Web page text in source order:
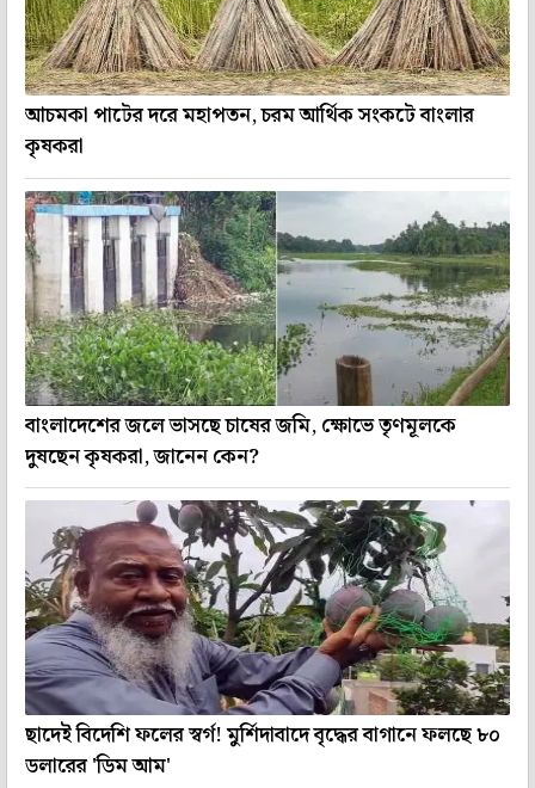
আচমকা পাটের দরে মহাপতন, চরম আর্থিক সংকটে বাংলার
কৃষকরা
বাংলাদেশের জলে ভাসছে চাষের জমি, ক্ষোভে তৃণমূলকে
দুষছেন কৃষকরা, জানেন কেন?
ছাদেই বিদেশি ফলের স্বর্গ! মুর্শিদাবাদে বৃদ্ধের বাগানে ফলছে ৮০
ডলারের 'ডিম আম'